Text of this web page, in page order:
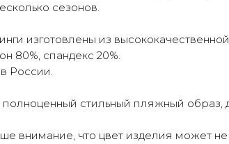
сезонов.
изготовлены из
80%, спандекс 20%.
России.
полноценный стильный пляжный
внимание, что цвет изделия может не